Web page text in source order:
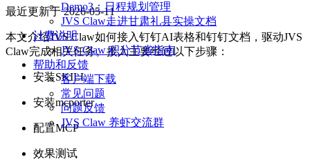
Demo3：日程规划管理
JVS Claw走进甘肃礼县实操文档
计费说明
JVS Claw 积分节省指南
帮助和反馈
客户端下载
常见问题
问题反馈
JVS Claw 养虾交流群
最近更新于2026-05-11
本文介绍JVS Claw如何接入钉钉AI表格和钉钉文档，驱动JVS
Claw完成相关任务。接入主要经过以下步骤：
安装SKILL
安装mcporter
配置MCP
效果测试